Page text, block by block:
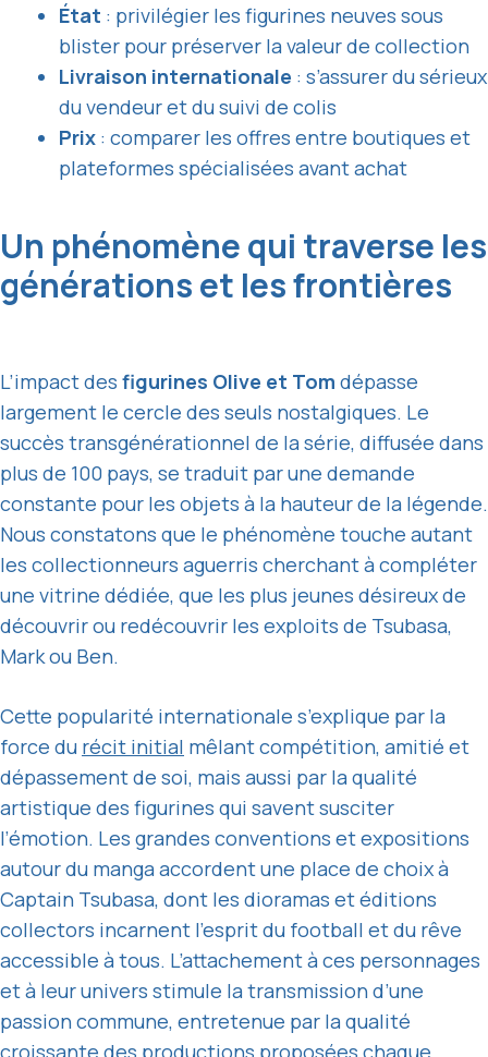
État : privilégier les figurines neuves sous
blister pour préserver la valeur de collection
Livraison internationale : s’assurer du sérieux
du vendeur et du suivi de colis
Prix : comparer les offres entre boutiques et
plateformes spécialisées avant achat
Un phénomène qui traverse les
générations et les frontières
L’impact des figurines Olive et Tom dépasse
largement le cercle des seuls nostalgiques. Le
succès transgénérationnel de la série, diffusée dans
plus de 100 pays, se traduit par une demande
constante pour les objets à la hauteur de la légende.
Nous constatons que le phénomène touche autant
les collectionneurs aguerris cherchant à compléter
une vitrine dédiée, que les plus jeunes désireux de
découvrir ou redécouvrir les exploits de Tsubasa,
Mark ou Ben.
Cette popularité internationale s’explique par la
force du récit initial mêlant compétition, amitié et
dépassement de soi, mais aussi par la qualité
artistique des figurines qui savent susciter
l’émotion. Les grandes conventions et expositions
autour du manga accordent une place de choix à
Captain Tsubasa, dont les dioramas et éditions
collectors incarnent l’esprit du football et du rêve
accessible à tous. L’attachement à ces personnages
et à leur univers stimule la transmission d’une
passion commune, entretenue par la qualité
croissante des productions proposées chaque